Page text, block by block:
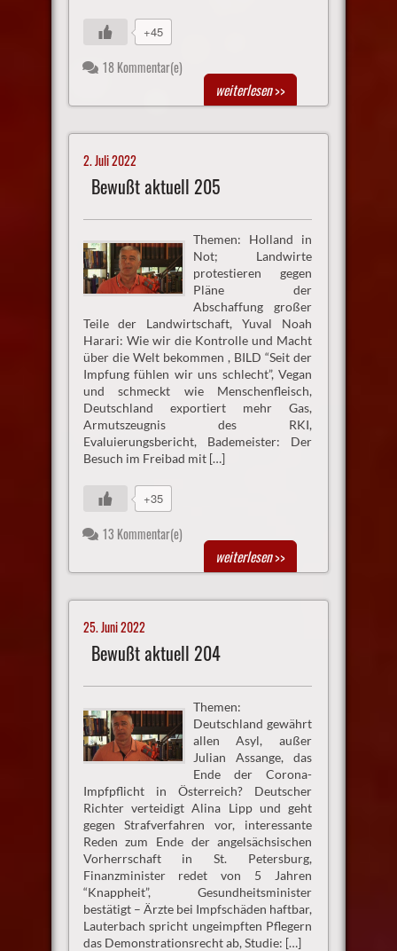
+45
18 Kommentar(e)
weiterlesen>>
2. Juli 2022
Bewußt aktuell 205
Themen: Holland in
Not; Landwirte
protestieren gegen
Pläne der
Abschaffung großer
Teile der Landwirtschaft, Yuval Noah
Harari: Wie wir die Kontrolle und Macht
über die Welt bekommen , BILD “Seit der
Impfung fühlen wir uns schlecht”, Vegan
und schmeckt wie Menschenfleisch,
Deutschland exportiert mehr Gas,
Armutszeugnis des RKI,
Evaluierungsbericht, Bademeister: Der
Besuch im Freibad mit […]
+35
13 Kommentar(e)
weiterlesen>>
25. Juni 2022
Bewußt aktuell 204
Themen:
Deutschland gewährt
allen Asyl, außer
Julian Assange, das
Ende der Corona-
Impfpflicht in Österreich? Deutscher
Richter verteidigt Alina Lipp und geht
gegen Strafverfahren vor, interessante
Reden zum Ende der angelsächsischen
Vorherrschaft in St. Petersburg,
Finanzminister redet von 5 Jahren
“Knappheit”, Gesundheitsminister
bestätigt – Ärzte bei Impfschäden haftbar,
Lauterbach spricht ungeimpften Pflegern
das Demonstrationsrecht ab, Studie: […]